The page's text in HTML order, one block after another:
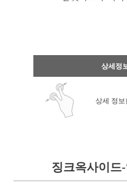
상세정
상세 정
징크옥사이드